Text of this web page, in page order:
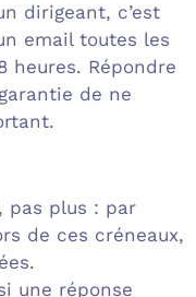
dirigeant, c’est
email toutes les
heures. Répondre
de ne
, pas plus : par
de ces créneaux,
une réponse